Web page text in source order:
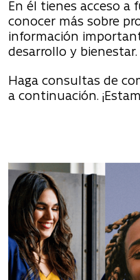
En él tienes acceso a
conocer más sobre
información
desarrollo y bienestar.
Haga consultas de
a continuación.